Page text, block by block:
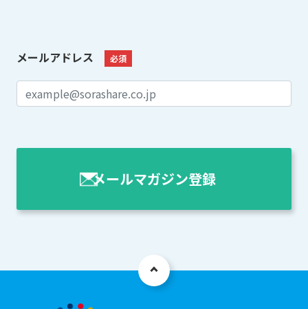
メールアドレス 必須
メールマガジン登録